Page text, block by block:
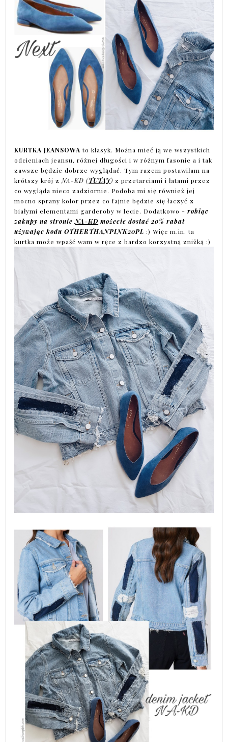
KURTKA JEANSOWA to klasyk. Można mieć ją we wszystkich
odcieniach jeansu, różnej długości i w różnym fasonie a i tak
zawsze będzie dobrze wyglądać. Tym razem postawiłam na
krótszy krój zNA-KD (TUTAJ) z przetarciami i łatami przez
co wygląda nieco zadziornie. Podoba mi się również jej
mocno sprany kolor przez co fajnie będzie się łaczyć z
białymi elementami garderoby w lecie. Dodatkowo -robiąc
zakupy na stronieNA-KD możecie dostać 20% rabat
używając kodu OTHERTHANPINK20PL :) Więc m.in. ta
kurtka może wpaść wam w ręce z bardzo korzystną zniżką :)